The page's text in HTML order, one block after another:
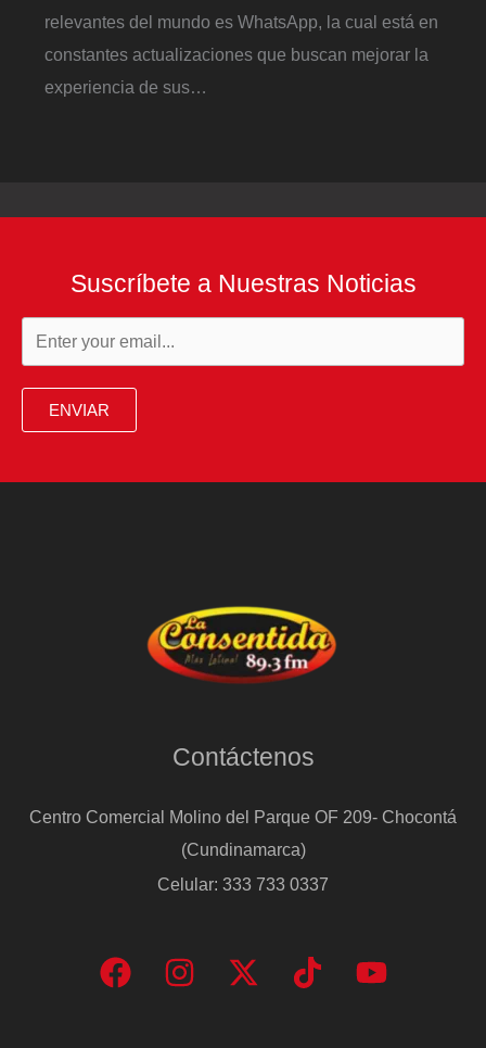
relevantes del mundo es WhatsApp, la cual está en
constantes actualizaciones que buscan mejorar la
experiencia de sus…
Suscríbete a Nuestras Noticias
ENVIAR
Contáctenos
Centro Comercial Molino del Parque OF 209- Chocontá
(Cundinamarca)
Celular: 333 733 0337